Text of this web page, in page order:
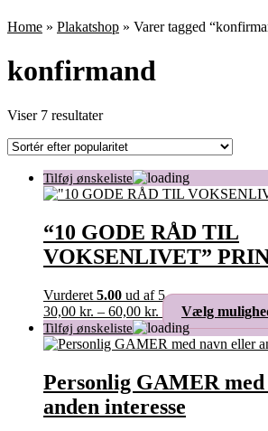
Home » Plakatshop » Varer tagged
konfirmand
Viser 7 resultaterSorteret
popularitet
“10 GODE RÅD TIL
VOKSENLIVET”
Vurderet 5.00 ud af 5
30,00 kr. – 60,00 kr. Prisinterval:
30,00 kr.
til
Vælg
Personlig GAMER
anden interesse